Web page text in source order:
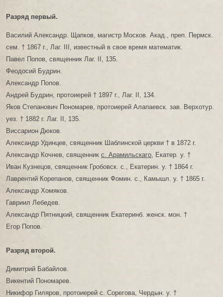
Разряд первый.
Василий Александр. Щапков, магистр Москов. Акад., преп. Пермск.
сем. † 1867 г., Лаг. III, известный в свое время математик.
Павел Попов, священник Лаг. II, 135.
Феодосий Будрин.
Александр Попов.
Андрей Будрин, протоиерей † 1897 г., Лаг. II, 134.
Яков Степанович Пономарев, протоиерей Алапаевск. зав. Верхотур.
уез. † 1882 г. Лаг. II, 135.
Виссарион Дюков.
Александр Удинцев, священник Шаблинской церкви † в 1872 г.
Александр Кочнев, священник с. Арамильскаго , Екатер. у. †
Иван Кузнецов, священник Гробовск. с., Екатерин. у. † 1864 г.
Лаврентий Корепанов, священник Фомин. с., Камышл. у. † 1865 г.
Александр Хомяков.
Гавриил Лебедев.
Александр Пятницкий, священник Екатеринб. женск. мон. †
Егор Попов.
Разряд второй.
Димитрий Бабайлов.
Викентий Пономарев.
Никифор Гиляров, протоиерей с. Сорегова, Чердын. у. †